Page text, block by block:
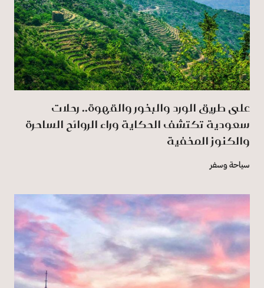
على طريق الورد والبخور والقهوة.. رحلات
سعودية تكتشف الحكاية وراء الروائح الساحرة
والكنوز المخفية
سياحة وسفر